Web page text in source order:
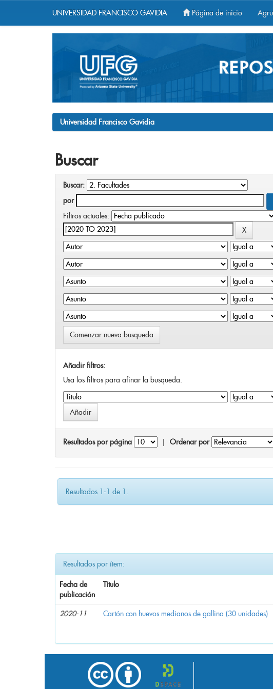
UNIVERSIDAD FRANCISCO GAVIDIA Página de inicio
Universidad Francisco Gavidia
Buscar
Buscar:
por
Filtros actuales:
Comenzar nueva busqueda
Añadir filtros:
Usa los filtros para afinar la busqueda.
Resultados por página Ordenar por
Resultados 1-1 de 1.
Resultados por ítem:
Fecha de
publicación
Título
2020-11 Cartón con huevos medianos de gallina (30 unidades)